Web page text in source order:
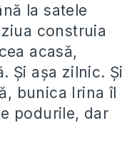
la satele
construia
acasă,
Și așa zilnic. Și
bunica Irina îl
podurile, dar